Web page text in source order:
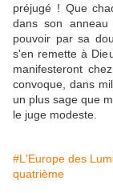
préjugé ! Que
dans son
pouvoir par sa
s'en remette à
manifesteront
convoque, dans
un plus sage que
le juge modeste.
#L'Europe des
quatrième